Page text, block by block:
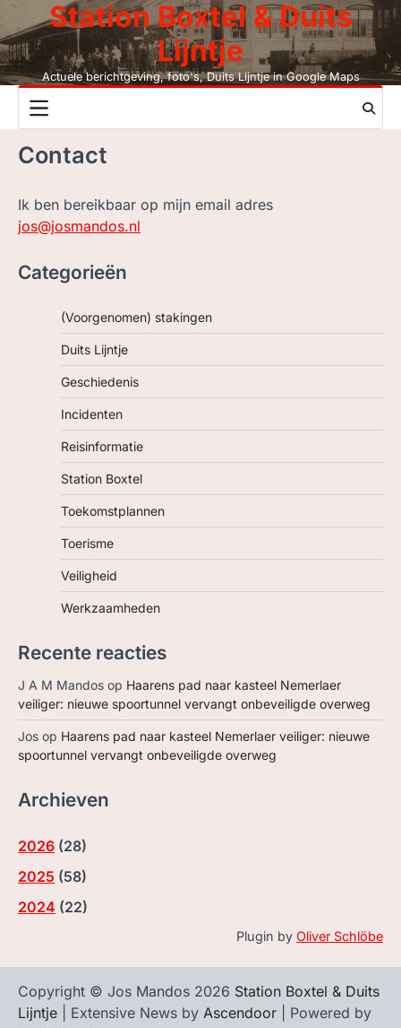
Skip
to
content
Station Boxtel & Duits
Lijntje
Actuele berichtgeving, foto's, Duits Lijntje in Google Maps
DUITS LIJNTJE
STATION BOXTEL
CONTACT
ZOEK, NIET BC
ZOEK, IN BC
Contact
Ik ben bereikbaar op mijn email adres
jos@josmandos.nl
Categorieën
(Voorgenomen) stakingen
Duits Lijntje
Geschiedenis
Incidenten
Reisinformatie
Station Boxtel
Toekomstplannen
Toerisme
Veiligheid
Werkzaamheden
Recente reacties
J A M Mandos op Haarens pad naar kasteel Nemerlaer
veiliger: nieuwe spoortunnel vervangt onbeveiligde overweg
Jos op Haarens pad naar kasteel Nemerlaer veiliger: nieuwe
spoortunnel vervangt onbeveiligde overweg
Archieven
2026 (28)
2025 (58)
2024 (22)
Plugin by Oliver Schlöbe
Copyright © Jos Mandos 2026 Station Boxtel & Duits
Lijntje | Extensive News by Ascendoor | Powered by